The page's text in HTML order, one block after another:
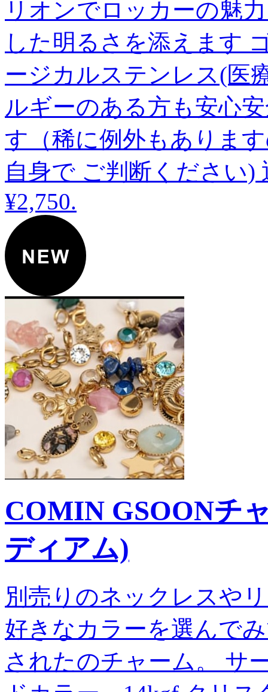
リオンでロッカーの魅
した明るさを添えます
ージカルステンレス(医
ルギーのある方も安心
す（稀に例外もありま
自身で ご判断ください)
¥2,750.
COMIN GSOONチ
ディアム)
別売りのネックレスや
好きなカラーを選んで
されたのチャーム。